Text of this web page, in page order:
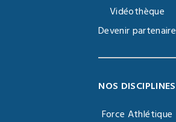
Vidéothèque
Devenir partenaire
NOS DISCIPLINES
Force Athlétique